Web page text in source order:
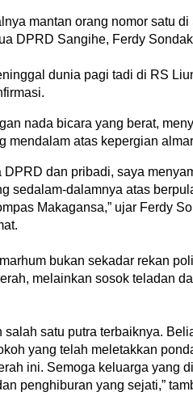
mantan orang nomor satu
DPRD Sangihe, Ferdy
dunia pagi tadi di RS
nada bicara yang berat,
mendalam atas kepergian
DPRD dan pribadi, saya
sedalam-dalamnya atas
Makagansa,” ujar Ferdy
bukan sekadar rekan
melainkan sosok teladan
salah satu putra terbaiknya.
yang telah meletakkan
ini. Semoga keluarga yang
penghiburan yang sejati,”